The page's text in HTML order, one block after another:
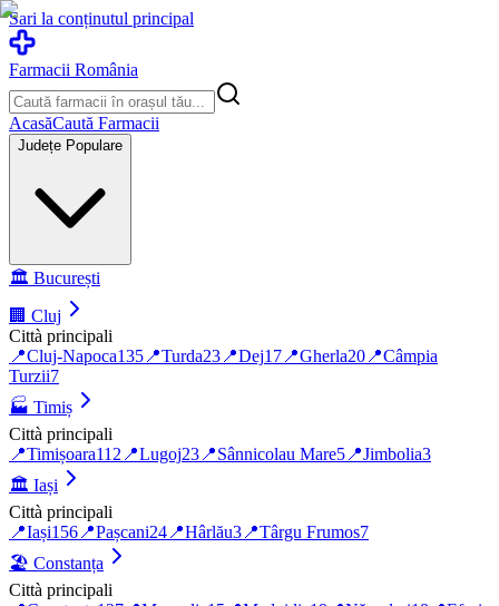
Sari la conținutul principal
Farmacii România
AcasăCaută Farmacii
Județe Populare
🏛️ București
🏢 Cluj
Città principali
📍Cluj-Napoca135 📍Turda23 📍Dej17 📍Gherla20 📍Câmpia
Turzii7
🏭 Timiș
Città principali
📍Timișoara112 📍Lugoj23 📍Sânnicolau Mare5 📍Jimbolia3
🏛️ Iași
Città principali
📍Iași156 📍Pașcani24 📍Hârlău3 📍Târgu Frumos7
🏖️ Constanța
Città principali